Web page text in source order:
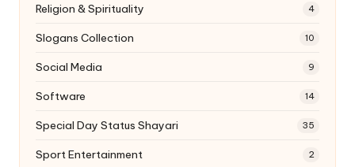
Religion & Spirituality 4
Slogans Collection 10
Social Media 9
Software 14
Special Day Status Shayari 35
Sport Entertainment 2